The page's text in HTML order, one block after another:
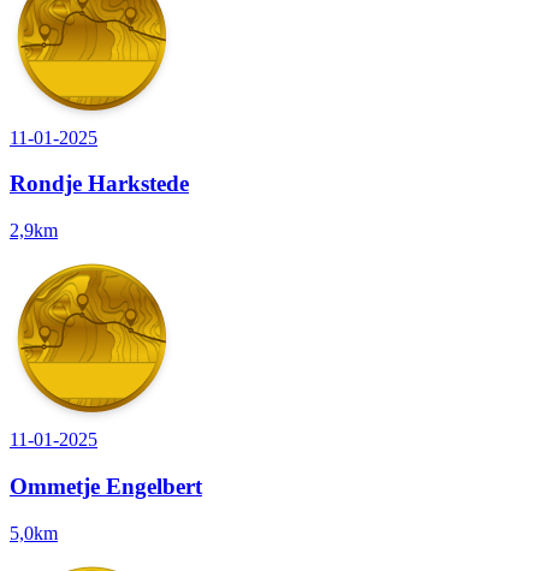
11-01-2025
Rondje Harkstede
2,9km
11-01-2025
Ommetje Engelbert
5,0km